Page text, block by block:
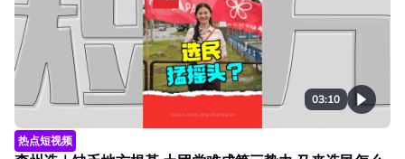
03:10
热点短视频